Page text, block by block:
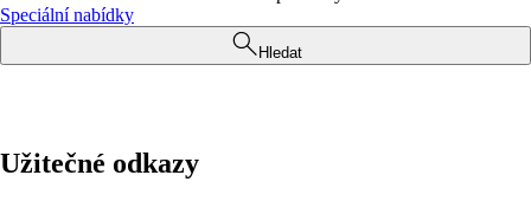
Speciální nabídky
Hledat
Užitečné odkazy